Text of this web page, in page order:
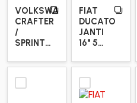
VOLKSWAGEN
CRAFTER
/
SPRINTER
TEKER
JANT
6.5X16 -
FIAT
DUCATO
JANTI
16" 5